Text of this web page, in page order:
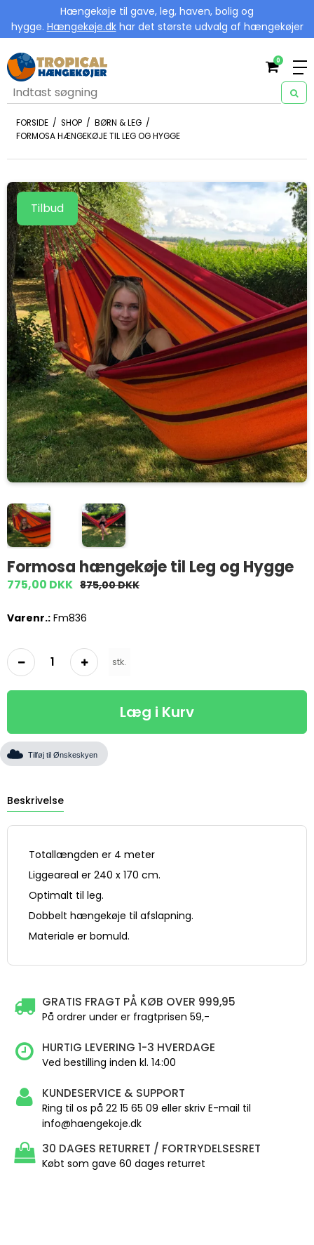
Hængekøje til gave, leg, haven, bolig og
hygge. Hængekøje.dkhar det største udvalg af hængekøjer
0
FORSIDE / SHOP / BØRN & LEG /
FORMOSA HÆNGEKØJE TIL LEG OG HYGGE
Tilbud
Formosa hængekøje til Leg og Hygge
775,00 DKK 875,00 DKK
Varenr.: Fm836
stk.
Læg i Kurv
Tilføj til Ønskeskyen
Beskrivelse
Totallængden er 4 meter
Liggeareal er 240 x 170 cm.
Optimalt til leg.
Dobbelt hængekøje til afslapning.
Materiale er bomuld.
GRATIS FRAGT PÅ KØB OVER 999,95
På ordrer under er fragtprisen 59,-
HURTIG LEVERING 1-3 HVERDAGE
Ved bestilling inden kl. 14:00
KUNDESERVICE & SUPPORT
Ring til os på 22 15 65 09 eller skriv E-mail til
info@haengekoje.dk
30 DAGES RETURRET / FORTRYDELSESRET
Købt som gave 60 dages returret